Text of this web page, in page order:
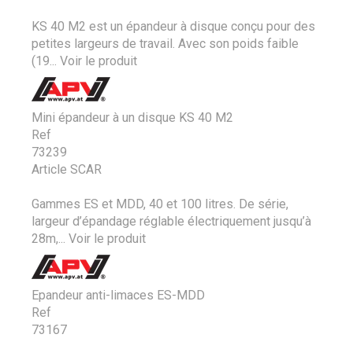
KS 40 M2 est un épandeur à disque conçu pour des
petites largeurs de travail. Avec son poids faible
(19...
Voir le produit
Mini épandeur à un disque KS 40 M2
Ref
73239
Article SCAR
Gammes ES et MDD, 40 et 100 litres. De série,
largeur d’épandage réglable électriquement jusqu’à
28m,...
Voir le produit
Epandeur anti-limaces ES-MDD
Ref
73167